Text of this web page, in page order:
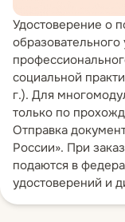
клиентов.
—
— Протокол
обсессивно-
(ОКР):
Удостоверение о
социальной
г.). Для
только по
Отправка
России». При
подаются в
удостоверений